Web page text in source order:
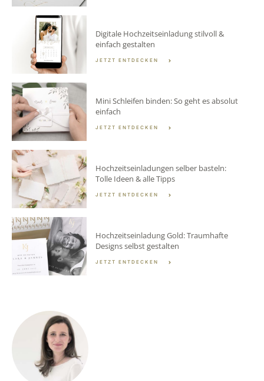
Digitale Hochzeitseinladung stilvoll &
einfach gestalten
JETZT ENTDECKEN
Mini Schleifen binden: So geht es absolut
einfach
JETZT ENTDECKEN
Hochzeitseinladungen selber basteln:
Tolle Ideen & alle Tipps
JETZT ENTDECKEN
Hochzeitseinladung Gold: Traumhafte
Designs selbst gestalten
JETZT ENTDECKEN